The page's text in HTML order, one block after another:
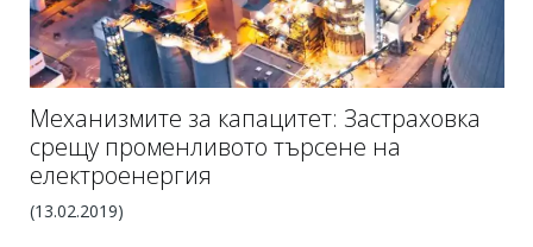
Механизмите за капацитет: Застраховка
срещу променливото търсене на
електроенергия
(13.02.2019)